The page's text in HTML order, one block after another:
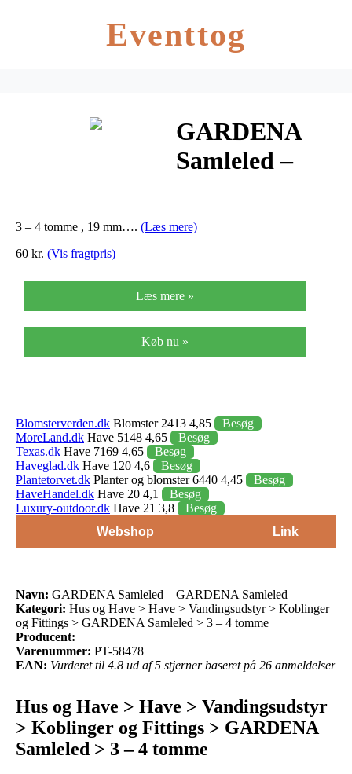
Eventtog
GARDENA
Samleled –
Samleled
3 – 4 tomme , 19 mm…. (Læs mere)
60 kr. (Vis fragtpris)
Læs mere »
Køb nu »
Blomsterverden.dk Blomster 2413 4,85
Besøg
MoreLand.dk Have 5148 4,65
Besøg
Texas.dk Have 7169 4,65
Besøg
Haveglad.dk Have 120 4,6
Besøg
Plantetorvet.dk Planter og blomster 6440 4,45
Besøg
HaveHandel.dk Have 20 4,1
Besøg
Luxury-outdoor.dk Have 21 3,8
Besøg
Webshop
Link
Navn: GARDENA Samleled – GARDENA Samleled
Kategori: Hus og Have > Have > Vandingsudstyr > Koblinger
og Fittings > GARDENA Samleled > 3 – 4 tomme
Producent:
Varenummer: PT-58478
EAN: Vurderet til 4.8 ud af 5 stjerner baseret på 26 anmeldelser
Hus og Have > Have > Vandingsudstyr
> Koblinger og Fittings > GARDENA
Samleled > 3 – 4 tomme